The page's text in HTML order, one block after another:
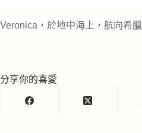
Veronica，於地中海上，航向希臘
分享你的喜愛